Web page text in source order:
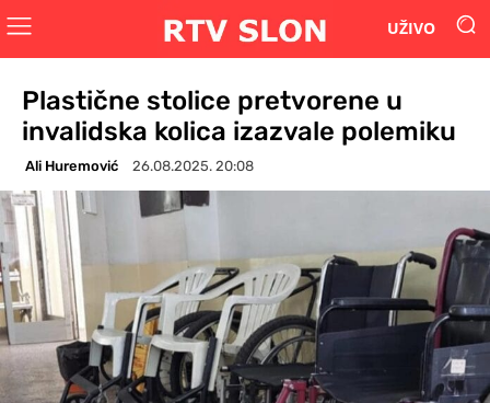
UŽIVO
Plastične stolice pretvorene u
invalidska kolica izazvale polemiku
Ali Huremović 26.08.2025. 20:08